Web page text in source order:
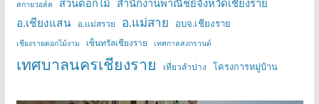
สกายวอล์ค สวนดอกไม้ สำนักงานพาณิชย์จังหวัดเชียงราย
อ.เชียงแสน อ.แม่สรวย อ.แม่สาย อบจ.เชียงราย
เชียงรายดอกไม้งาม เซ็นทรัลเชียงราย เทศกาลสงกรานต์
เทศบาลนครเชียงราย เที่ยวลำปาง โครงการหมู่บ้าน